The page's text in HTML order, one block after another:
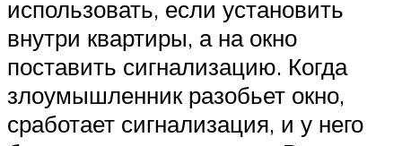
использовать, если установить
внутри квартиры, а на окно
поставить сигнализацию. Когда
злоумышленник разобьет окно,
сработает сигнализация, и у него